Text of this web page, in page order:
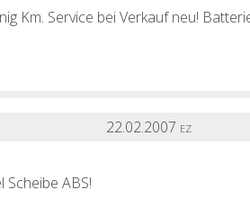
Km. Service bei Verkauf neu!
22.02.2007 EZ
Scheibe ABS!